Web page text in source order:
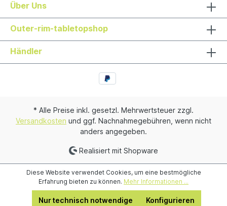
Über Uns
Outer-rim-tabletopshop
Händler
* Alle Preise inkl. gesetzl. Mehrwertsteuer zzgl.
Versandkosten und ggf. Nachnahmegebühren, wenn nicht
anders angegeben.
Realisiert mit Shopware
Diese Website verwendet Cookies, um eine bestmögliche
Erfahrung bieten zu können. Mehr Informationen ...
Nur technisch notwendige Konfigurieren